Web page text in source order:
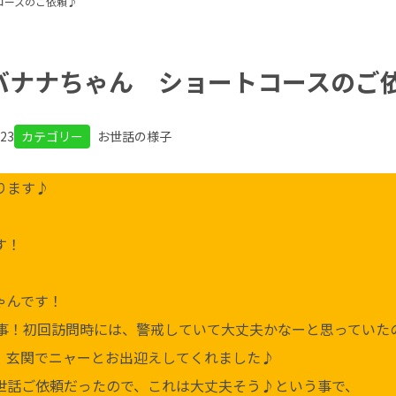
ナちゃん ショートコースのご
カテゴリー お世話の様子
ます♪
です！
！初回訪問時には、警戒していて大丈夫かなーと思っていた
玄関でニャーとお出迎えしてくれました♪
ご依頼だったので、これは大丈夫そう♪という事で、